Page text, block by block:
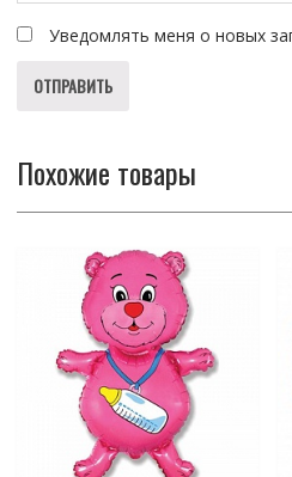
Уведомлять меня о новых
Похожие товары